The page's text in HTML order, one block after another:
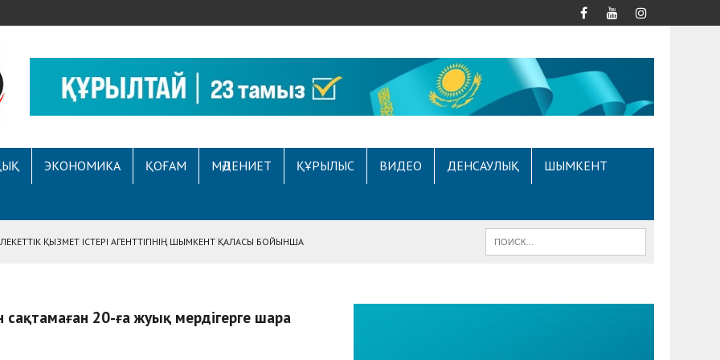
ЭКОНОМИКА ҚОҒАМ МӘДЕНИЕТ ҚҰРЫЛЫС ВИДЕО ДЕНСАУЛЫҚ ШЫМКЕНТ
ҚЫЗМЕТ ІСТЕРІ АГЕНТТІГІНІҢ ШЫМКЕНТ ҚАЛАСЫ БОЙЫНША
САУАТТЫЛЫҚ МӘСЕЛЕЛЕРІ ТАЛҚЫЛАНДЫ
20-ға жуық мердігерге шара